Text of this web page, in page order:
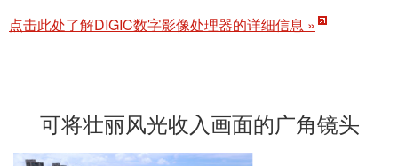
点击此处了解DIGIC数字影像处理器的详细信息 »
可将壮丽风光收入画面的广角镜头